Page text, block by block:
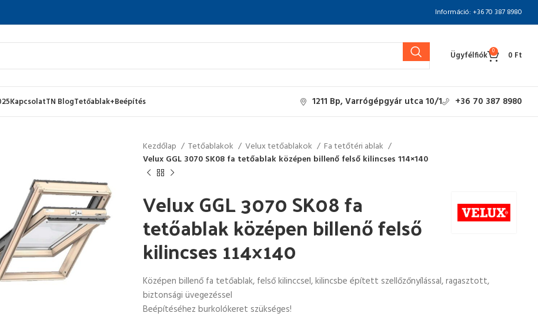
Információ: +36 70 387 8980
Ügyfélfiók 0 0 Ft
KapcsolatTN BlogTetőablak+Beépítés 1211 Bp, Varrógépgyár utca 10/1 +36 70 387 8980
Kezdőlap Tetőablakok Velux tetőablakok
Fa tetőtéri ablak
Velux GGL 3070 SK08 fa tetőablak középen billenő felső kilincses 114×140
Velux GGL 3070 SK08 fa
tetőablak középen billenő felső
kilincses 114×140
Középen billenő fa tetőablak, felső kilinccsel, kilincsbe épített szellőzőnyílással, ragasztott,
biztonsági üvegezéssel
Beépítéséhez burkolókeret szükséges!